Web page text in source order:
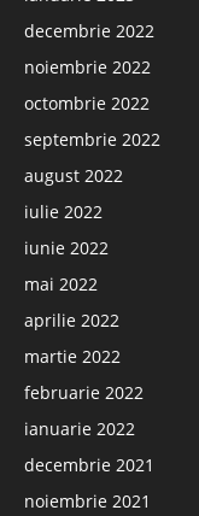
decembrie 2022
noiembrie 2022
octombrie 2022
septembrie 2022
august 2022
iulie 2022
iunie 2022
mai 2022
aprilie 2022
martie 2022
februarie 2022
ianuarie 2022
decembrie 2021
noiembrie 2021